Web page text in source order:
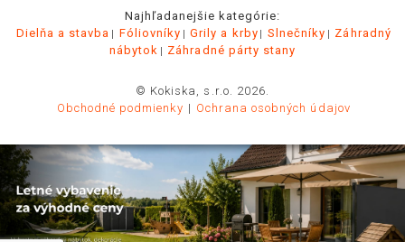
Najhľadanejšie kategórie:
Dielňa a stavba
Fóliovníky Grily a krby Slnečníky
Záhradný
nábytok
Záhradné párty stany
© Kokiska, s.r.o. 2026.
Obchodné podmienky
Ochrana osobných údajov